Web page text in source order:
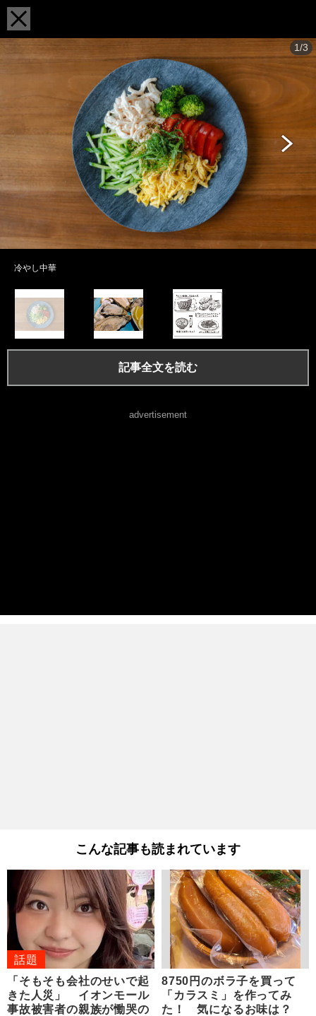
1/3
冷やし中華
記事全文を読む
advertisement
こんな記事も読まれています
話題
「そもそも会社のせいで起
きた人災」 イオンモール
事故被害者の親族が慟哭の
8750円のボラ子を買って
「カラスミ」を作ってみ
た！ 気になるお味は？